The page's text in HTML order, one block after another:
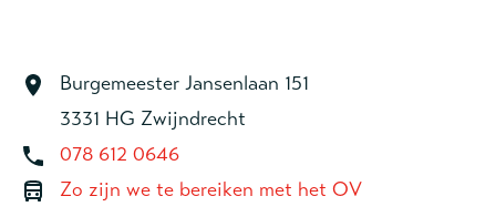
Burgemeester Jansenlaan 151
3331 HG Zwijndrecht
078 612 0646
Zo zijn we te bereiken met het OV